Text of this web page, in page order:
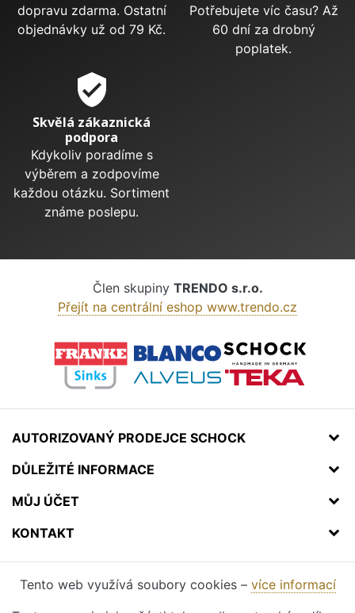
dopravu zdarma. Ostatní
objednávky už od 79 Kč.
Potřebujete víc času? Až
60 dní za drobný
poplatek.
verified_user
Skvělá zákaznická
podpora
Kdykoliv poradíme s
výběrem a zodpovíme
každou otázku. Sortiment
známe poslepu.
Člen skupiny TRENDO s.r.o.
Přejít na centrální eshop www.trendo.cz
AUTORIZOVANÝ PRODEJCE SCHOCK
DŮLEŽITÉ INFORMACE
MŮJ ÚČET
KONTAKT
Tento web využívá soubory cookies – více informací